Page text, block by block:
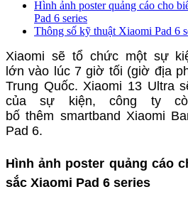
Hình ảnh poster quảng cáo cho
Pad 6 series
Thông số kỹ thuật Xiaomi Pad 6
Xiaomi sẽ tổ chức một sự
lớnvào lúc 7 giờ tối (giờ địa
Trung Quốc. Xiaomi 13 Ultra
của sự kiện, công ty
bố thêm smartband Xiaomi
Pad 6.
Hình ảnh poster quảng cáo
sắc Xiaomi Pad 6 series